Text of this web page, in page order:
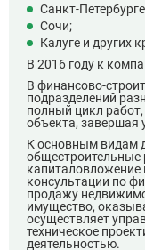
Санкт-
Сочи;
Калуге и других
В 2016 году к
В финансово-
подразделений
полный цикл
объекта, завершая
К основным видам
общестроительные
капиталовложение
консультации по
продажу
имущество,
осуществляет
техническое
деятельностью.